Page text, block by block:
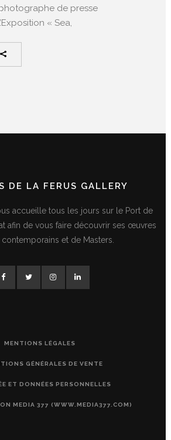
de presse
« Sea,
DE LA FERUS GALLERY
accueille tous les jours sur le Port de
afin de vous faire découvrir ses œuvres
et de Masters.
MENTIONS LÉGALES
GÉNÉRALES DE VENTE
ET DONNÉES PERSONNELLES
MEDIA 377 (WWW.MEDIA377.COM)